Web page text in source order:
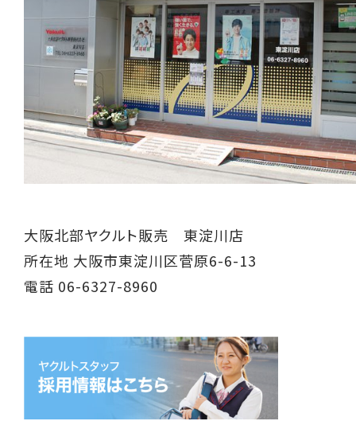
大阪北部ヤクルト販売 東淀川店
所在地 大阪市東淀川区菅原6-6-13
電話 06-6327-8960